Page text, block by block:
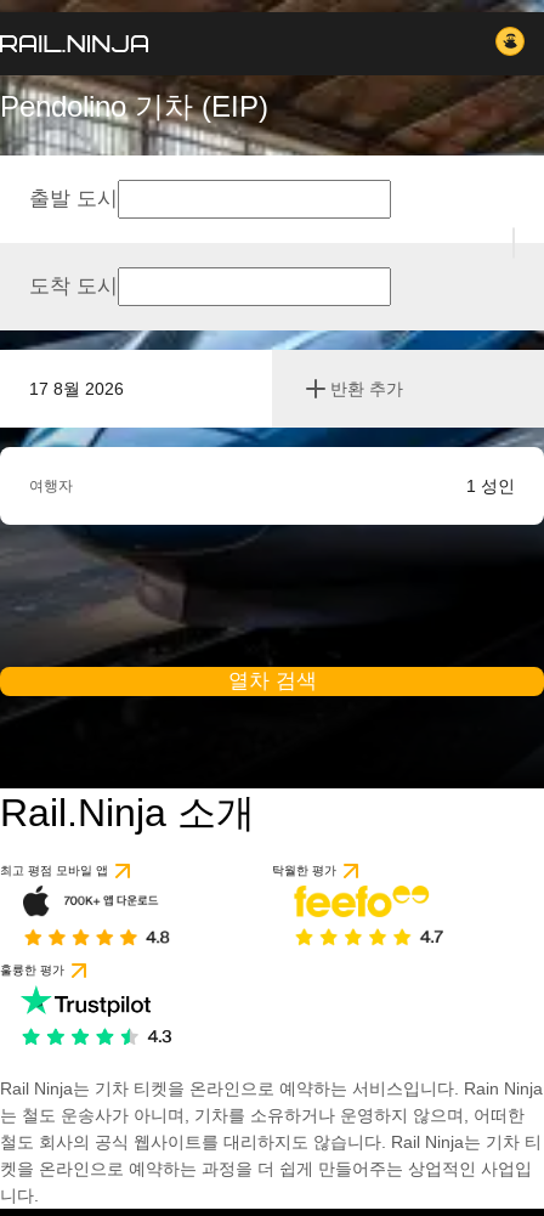
Pendolino 기차 (EIP)
17 8월 2026 반환 추가
출발 도시
도착 도시
여행자 1 성인
열차 검색
Rail.Ninja 소개
최고 평점 모바일 앱 탁월한 평가
훌륭한 평가
Rail Ninja는 기차 티켓을 온라인으로 예약하는 서비스입니다. Rain Ninja
는 철도 운송사가 아니며, 기차를 소유하거나 운영하지 않으며, 어떠한
철도 회사의 공식 웹사이트를 대리하지도 않습니다. Rail Ninja는 기차 티
켓을 온라인으로 예약하는 과정을 더 쉽게 만들어주는 상업적인 사업입
니다.